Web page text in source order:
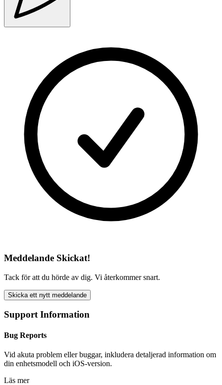
Meddelande Skickat!
Tack för att du hörde av dig. Vi återkommer snart.
Skicka ett nytt meddelande
Support Information
Bug Reports
Vid akuta problem eller buggar, inkludera detaljerad information om
din enhetsmodell och iOS-version.
Läs mer